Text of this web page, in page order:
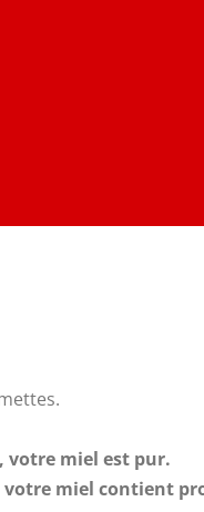
votre miel est pur.
miel contient